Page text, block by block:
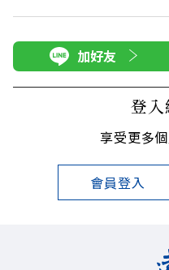
加好友
登入
享受更多
會員登入